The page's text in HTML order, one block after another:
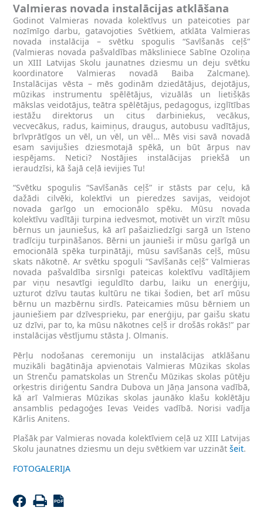
Valmieras novada instalācijas atklāšana
Godinot Valmieras novada kolektīvus un pateicoties par
nozīmīgo darbu, gatavojoties Svētkiem, atklāta Valmieras
novada instalācija – svētku spogulis “Savīšanās ceļš”
(Valmieras novada pašvaldības māksliniece Sabīne Ozoliņa
un XIII Latvijas Skolu jaunatnes dziesmu un deju svētku
koordinatore Valmieras novadā Baiba Zalcmane).
Instalācijas vēsta – mēs godinām dziedātājus, dejotājus,
mūzikas instrumentu spēlētājus, vizuālās un lietišķās
mākslas veidotājus, teātra spēlētājus, pedagogus, izglītības
iestāžu direktorus un citus darbiniekus, vecākus,
vecvecākus, radus, kaimiņus, draugus, autobusu vadītājus,
brīvprātīgos un vēl, un vēl, un vēl… Mēs visi savā novadā
esam savijušies dziesmotajā spēkā, un būt ārpus nav
iespējams. Netici? Nostājies instalācijas priekšā un
ieraudzīsi, kā šajā ceļā ievijies Tu!
“Svētku spogulis “Savīšanās ceļš” ir stāsts par ceļu, kā
dažādi cilvēki, kolektīvi un pieredzes savijas, veidojot
novada garīgo un emocionālo spēku. Mūsu novada
kolektīvu vadītāji turpina iedvesmot, motivēt un virzīt mūsu
bērnus un jauniešus, kā arī pašaizliedzīgi sargā un īsteno
tradīciju turpināšanos. Bērni un jaunieši ir mūsu garīgā un
emocionālā spēka turpinātāji, mūsu savīšanās ceļš, mūsu
skats nākotnē. Ar svētku spoguli “Savīšanās ceļš” Valmieras
novada pašvaldība sirsnīgi pateicas kolektīvu vadītājiem
par viņu nesavtīgi ieguldīto darbu, laiku un enerģiju,
uzturot dzīvu tautas kultūru ne tikai šodien, bet arī mūsu
bērnu un mazbērnu sirdīs. Pateicamies mūsu bērniem un
jauniešiem par dzīvesprieku, par enerģiju, par gaišu skatu
uz dzīvi, par to, ka mūsu nākotnes ceļš ir drošās rokās!” par
instalācijas vēstījumu stāsta J. Olmanis.
Pērļu nodošanas ceremoniju un instalācijas atklāšanu
muzikāli bagātināja apvienotais Valmieras Mūzikas skolas
un Strenču pamatskolas un Strenču Mūzikas skolas pūtēju
orķestris diriģentu Sandra Dubova un Jāņa Jansona vadībā,
kā arī Valmieras Mūzikas skolas jaunāko klašu koklētāju
ansamblis pedagoģes Ievas Veides vadībā. Norisi vadīja
Kārlis Anitens.
Plašāk par Valmieras novada kolektīviem ceļā uz XIII Latvijas
Skolu jaunatnes dziesmu un deju svētkiem var uzzinātšeit.
FOTOGALERIJA